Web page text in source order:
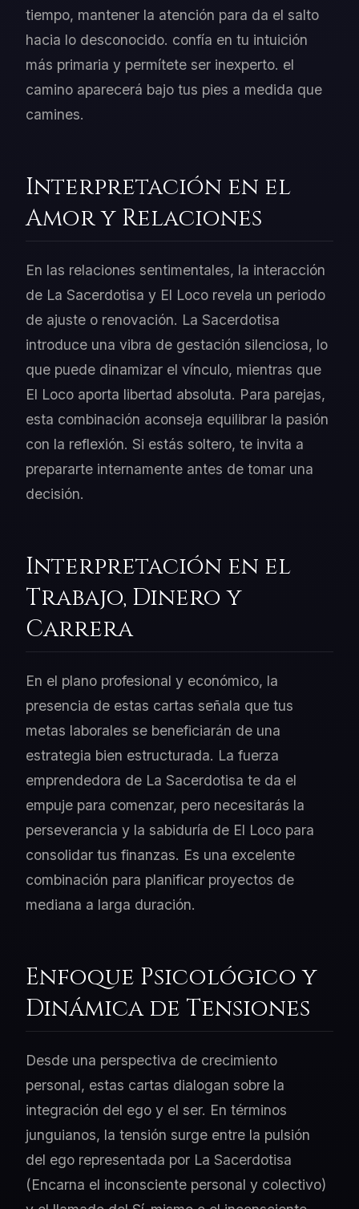
tiempo, mantener la atención para da el salto
hacia lo desconocido. confía en tu intuición
más primaria y permítete ser inexperto. el
camino aparecerá bajo tus pies a medida que
camines.
Interpretación en el
Amor y Relaciones
En las relaciones sentimentales, la interacción
de La Sacerdotisa y El Loco revela un periodo
de ajuste o renovación. La Sacerdotisa
introduce una vibra de gestación silenciosa, lo
que puede dinamizar el vínculo, mientras que
El Loco aporta libertad absoluta. Para parejas,
esta combinación aconseja equilibrar la pasión
con la reflexión. Si estás soltero, te invita a
prepararte internamente antes de tomar una
decisión.
Interpretación en el
Trabajo, Dinero y
Carrera
En el plano profesional y económico, la
presencia de estas cartas señala que tus
metas laborales se beneficiarán de una
estrategia bien estructurada. La fuerza
emprendedora de La Sacerdotisa te da el
empuje para comenzar, pero necesitarás la
perseverancia y la sabiduría de El Loco para
consolidar tus finanzas. Es una excelente
combinación para planificar proyectos de
mediana a larga duración.
Enfoque Psicológico y
Dinámica de Tensiones
Desde una perspectiva de crecimiento
personal, estas cartas dialogan sobre la
integración del ego y el ser. En términos
junguianos, la tensión surge entre la pulsión
del ego representada por La Sacerdotisa
(Encarna el inconsciente personal y colectivo)